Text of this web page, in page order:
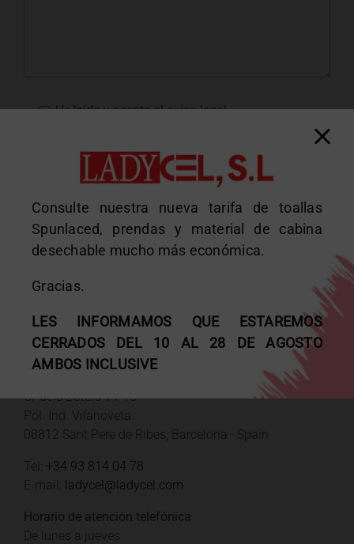
He leído y acepto elaviso legal
DATOS DE CONTACTO
C/ dels Boters 14-16
Pol. Ind. Vilanoveta
08812 Sant Pere de Ribes, Barcelona · Spain
Tel: +34 93 814 04 78
E-mail: ladycel@ladycel.com
Horario de atención telefónica
De lunes a jueves
Consulte nuestra nueva tarifa de toallas
Spunlaced, prendas y material de cabina
desechable mucho más económica.
Gracias.
LES INFORMAMOS QUE ESTAREMOS
CERRADOS DEL 10 AL 28 DE AGOSTO
AMBOS INCLUSIVE